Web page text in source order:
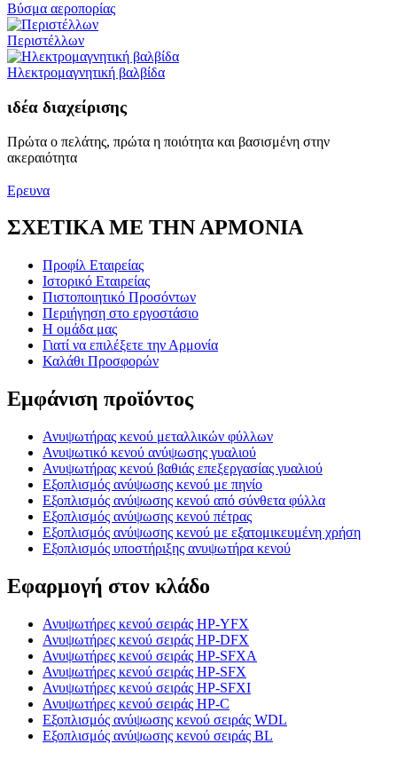
Βύσμα αεροπορίας
Περιστέλλων
Ηλεκτρομαγνητική βαλβίδα
ιδέα διαχείρισης
Πρώτα ο πελάτης, πρώτα η ποιότητα και βασισμένη στην
ακεραιότητα
Ερευνα
ΣΧΕΤΙΚΑ ΜΕ ΤΗΝ ΑΡΜΟΝΙΑ
Προφίλ Εταιρείας
Ιστορικό Εταιρείας
Πιστοποιητικό Προσόντων
Περιήγηση στο εργοστάσιο
Η ομάδα μας
Γιατί να επιλέξετε την Αρμονία
Καλάθι Προσφορών
Εμφάνιση προϊόντος
Ανυψωτήρας κενού μεταλλικών φύλλων
Ανυψωτικό κενού ανύψωσης γυαλιού
Ανυψωτήρας κενού βαθιάς επεξεργασίας γυαλιού
Εξοπλισμός ανύψωσης κενού με πηνίο
Εξοπλισμός ανύψωσης κενού από σύνθετα φύλλα
Εξοπλισμός ανύψωσης κενού πέτρας
Εξοπλισμός ανύψωσης κενού με εξατομικευμένη χρήση
Εξοπλισμός υποστήριξης ανυψωτήρα κενού
Εφαρμογή στον κλάδο
Ανυψωτήρες κενού σειράς HP-YFX
Ανυψωτήρες κενού σειράς HP-DFX
Ανυψωτήρες κενού σειράς HP-SFXA
Ανυψωτήρες κενού σειράς HP-SFX
Ανυψωτήρες κενού σειράς HP-SFXI
Ανυψωτήρες κενού σειράς HP-C
Εξοπλισμός ανύψωσης κενού σειράς WDL
Εξοπλισμός ανύψωσης κενού σειράς BL